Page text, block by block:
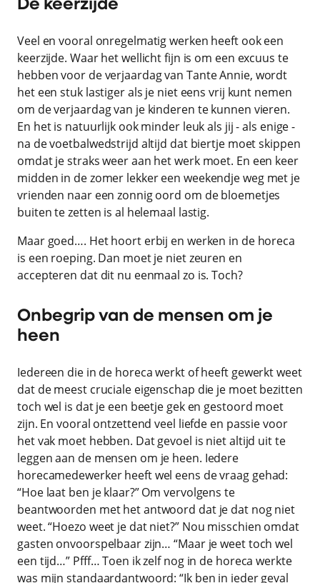
De keerzijde
Veel en vooral onregelmatig werken heeft ook een
keerzijde. Waar het wellicht fijn is om een excuus te
hebben voor de verjaardag van Tante Annie, wordt
het een stuk lastiger als je niet eens vrij kunt nemen
om de verjaardag van je kinderen te kunnen vieren.
En het is natuurlijk ook minder leuk als jij - als enige -
na de voetbalwedstrijd altijd dat biertje moet skippen
omdat je straks weer aan het werk moet. En een keer
midden in de zomer lekker een weekendje weg met je
vrienden naar een zonnig oord om de bloemetjes
buiten te zetten is al helemaal lastig.
Maar goed…. Het hoort erbij en werken in de horeca
is een roeping. Dan moet je niet zeuren en
accepteren dat dit nu eenmaal zo is. Toch?
Onbegrip van de mensen om je
heen
Iedereen die in de horeca werkt of heeft gewerkt weet
dat de meest cruciale eigenschap die je moet bezitten
toch wel is dat je een beetje gek en gestoord moet
zijn. En vooral ontzettend veel liefde en passie voor
het vak moet hebben. Dat gevoel is niet altijd uit te
leggen aan de mensen om je heen. Iedere
horecamedewerker heeft wel eens de vraag gehad:
“Hoe laat ben je klaar?” Om vervolgens te
beantwoorden met het antwoord dat je dat nog niet
weet. “Hoezo weet je dat niet?” Nou misschien omdat
gasten onvoorspelbaar zijn… “Maar je weet toch wel
een tijd…” Pfff… Toen ik zelf nog in de horeca werkte
was mijn standaardantwoord: “Ik ben in ieder geval